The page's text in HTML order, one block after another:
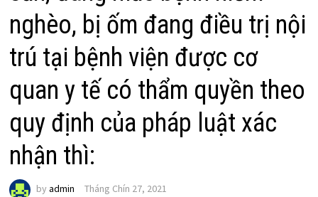
nghèo, bị ốm đang điều trị nội
trú tại bệnh viện được cơ
quan y tế có thẩm quyền theo
quy định của pháp luật xác
nhận thì:
by admin Tháng Chín 27, 2021